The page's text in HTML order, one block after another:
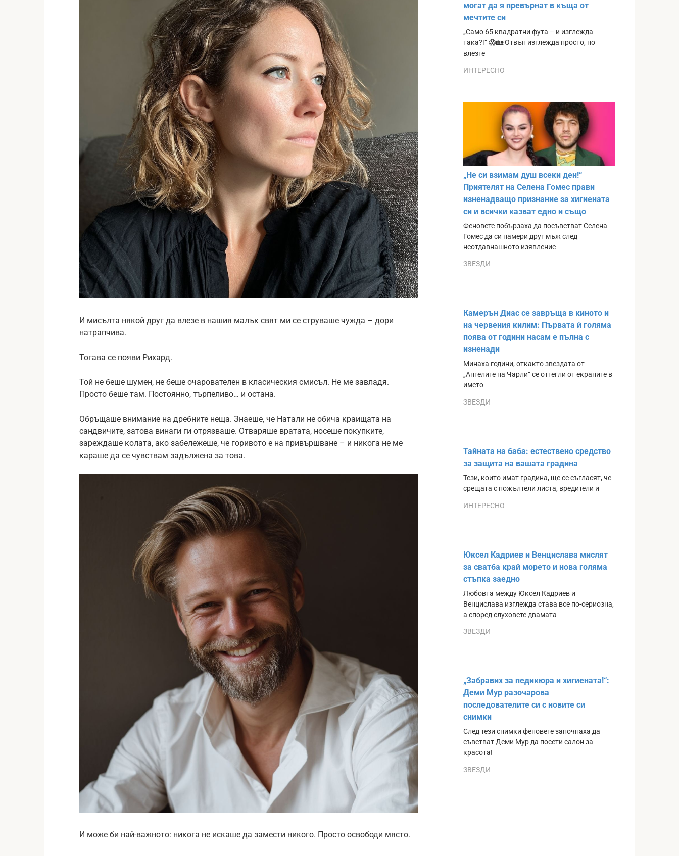
И мисълта някой друг да влезе в нашия малък свят ми се струваше чужда – дори
натрапчива.
Тогава се появи Рихард.
Той не беше шумен, не беше очарователен в класическия смисъл. Не ме завладя.
Просто беше там. Постоянно, търпеливо… и остана.
Обръщаше внимание на дребните неща. Знаеше, че Натали не обича краищата на
сандвичите, затова винаги ги отрязваше. Отваряше вратата, носеше покупките,
зареждаше колата, ако забележеше, че горивото е на привършване – и никога не ме
караше да се чувствам задължена за това.
И може би най-важното: никога не искаше да замести никого. Просто освободи място.
могат да я превърнат в къща от
мечтите си
„Само 65 квадратни фута – и изглежда
така?!“ 😱🏡 Отвън изглежда просто, но
влезте
ИНТЕРЕСНО
„Не си взимам душ всеки ден!“
Приятелят на Селена Гомес прави
изненадващо признание за хигиената
си и всички казват едно и също
Феновете побързаха да посъветват Селена
Гомес да си намери друг мъж след
неотдавнашното изявление
ЗВЕЗДИ
Камерън Диас се завръща в киното и
на червения килим: Първата ѝ голяма
поява от години насам е пълна с
изненади
Минаха години, откакто звездата от
„Ангелите на Чарли“ се оттегли от екраните в
името
ЗВЕЗДИ
Тайната на баба: естествено средство
за защита на вашата градина
Тези, които имат градина, ще се съгласят, че
срещата с пожълтели листа, вредители и
ИНТЕРЕСНО
Юксел Кадриев и Венцислава мислят
за сватба край морето и нова голяма
стъпка заедно
Любовта между Юксел Кадриев и
Венцислава изглежда става все по-сериозна,
а според слуховете двамата
ЗВЕЗДИ
„Забравих за педикюра и хигиената!“:
Деми Мур разочарова
последователите си с новите си
снимки
След тези снимки феновете започнаха да
съветват Деми Мур да посети салон за
красота!
ЗВЕЗДИ